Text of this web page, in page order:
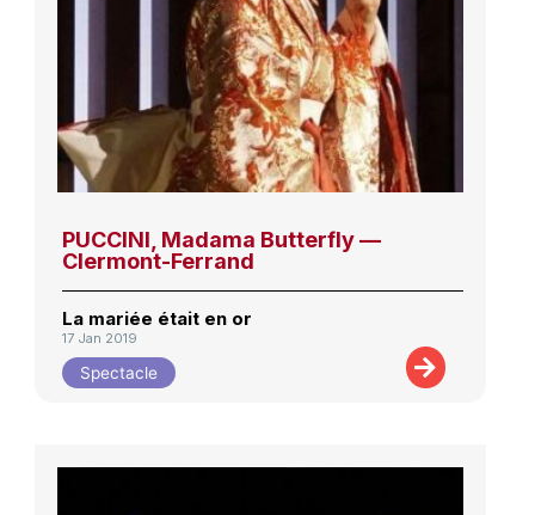
PUCCINI, Madama Butterfly —
Clermont-Ferrand
La mariée était en or
17 Jan 2019
Spectacle